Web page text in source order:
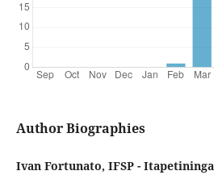
Author Biographies
Ivan Fortunato, IFSP - Itapetininga